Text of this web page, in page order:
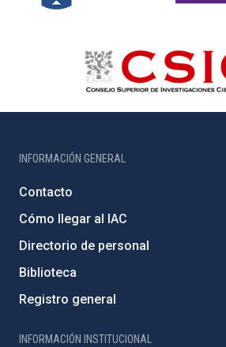
INFORMACIÓN GENERAL
Contacto
Cómo llegar al IAC
Directorio de personal
Biblioteca
Registro general
INFORMACIÓN INSTITUCIONAL